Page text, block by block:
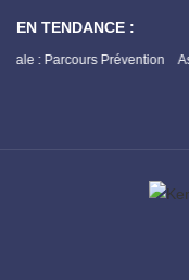
EN TENDANCE :
Prévention Assemblée